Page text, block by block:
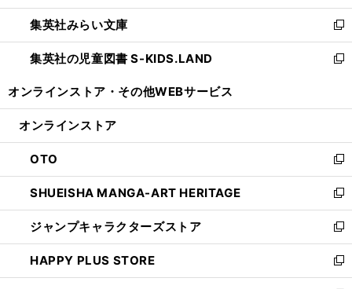
開
く
ウ
で
開
く
ン
ド
ウ
で
ウ
ィ
ン
ド
開
集英社みらい文庫
新
し
い
ン
ウ
で
開
く
集英社の児童図書 S-KIDS.LAND
新
ウ
ン
ド
ウ
で
開
く
オンラインストア・ その他WEBサービス
オンラインストア
OTO
新
し
い
ウ
ィ
ン
ド
ウ
SHUEISHA MANGA-ART HERITAGE
新
し
い
ウ
ィ
ン
ジャンプキャラクターズストア
新
し
い
ウ
HAPPY PLUS STORE
新
し